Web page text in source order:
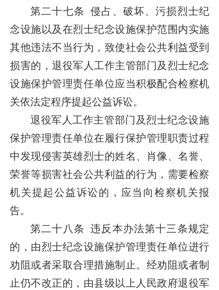
第二十七条侵占、破坏、污损烈士纪
念设施以及在烈士纪念设施保护范围内实施
其他违法不当行为，致使社会公共利益受到
损害的，退役军人工作主管部门及烈士纪念
设施保护管理责任单位应当积极配合检察机
关依法定程序提起公益诉讼。
退役军人工作主管部门及烈士纪念设施
保护管理责任单位在履行保护管理职责过程
中发现侵害英雄烈士的姓名、肖像、名誉、
荣誉等损害社会公共利益的行为，需要检察
机关提起公益诉讼的，应当向检察机关报
告。
第二十八条违反本办法第十三条规定
的，由烈士纪念设施保护管理责任单位进行
劝阻或者采取合理措施制止。经劝阻或者制
止仍不改正的，由县级以上人民政府退役军